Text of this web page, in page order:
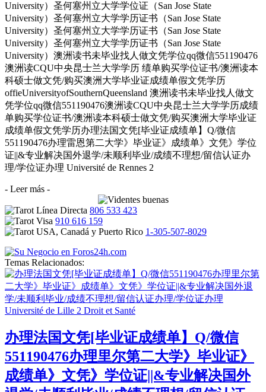
University）圣何塞州立大学学位证（San Jose State
University）圣何塞州立大学学历证书（San Jose State
University）圣何塞州立大学学历证书（San Jose State
University）圣何塞州立大学学历证书（San Jose State
University）澳洲读书未毕业找人做文凭学位qq微信551190476
澳洲读CQU中央昆士兰大学学历 绩单购买学位证书/澳洲读本
科硕士做文凭/购买澳洲大学毕业证成绩单假文凭学历
offieUniversityofSouthernQueensland 澳洲读书未毕业找人做文
凭学位qq微信551190476澳洲读CQU中央昆士兰大学学历成绩
单购买学位证书/澳洲读本科硕士做文凭/购买澳洲大学毕业证
成绩单假文凭学历办理法国文凭[毕业证成绩单】Q/微信
551190476办理雷恩第二大学》毕业证》成绩单》文凭》学位
证||&专业解决国外退学/未顺利毕业/成绩不理想/留信认证办
理/学位证办理 Université de Rennes 2
- Leer más -
806 533 423
910 616 159
1-305-507-8029
Temas Relacionados:
办理法国文凭[毕业证成绩单】Q/微信
551190476办理里尔第二大学》毕业证》
成绩单》文凭》学位证||&专业解决国外